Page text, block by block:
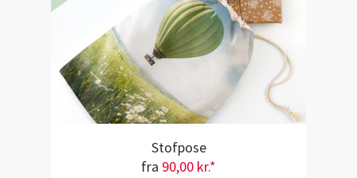
Stofpose
fra 90,00 kr.*